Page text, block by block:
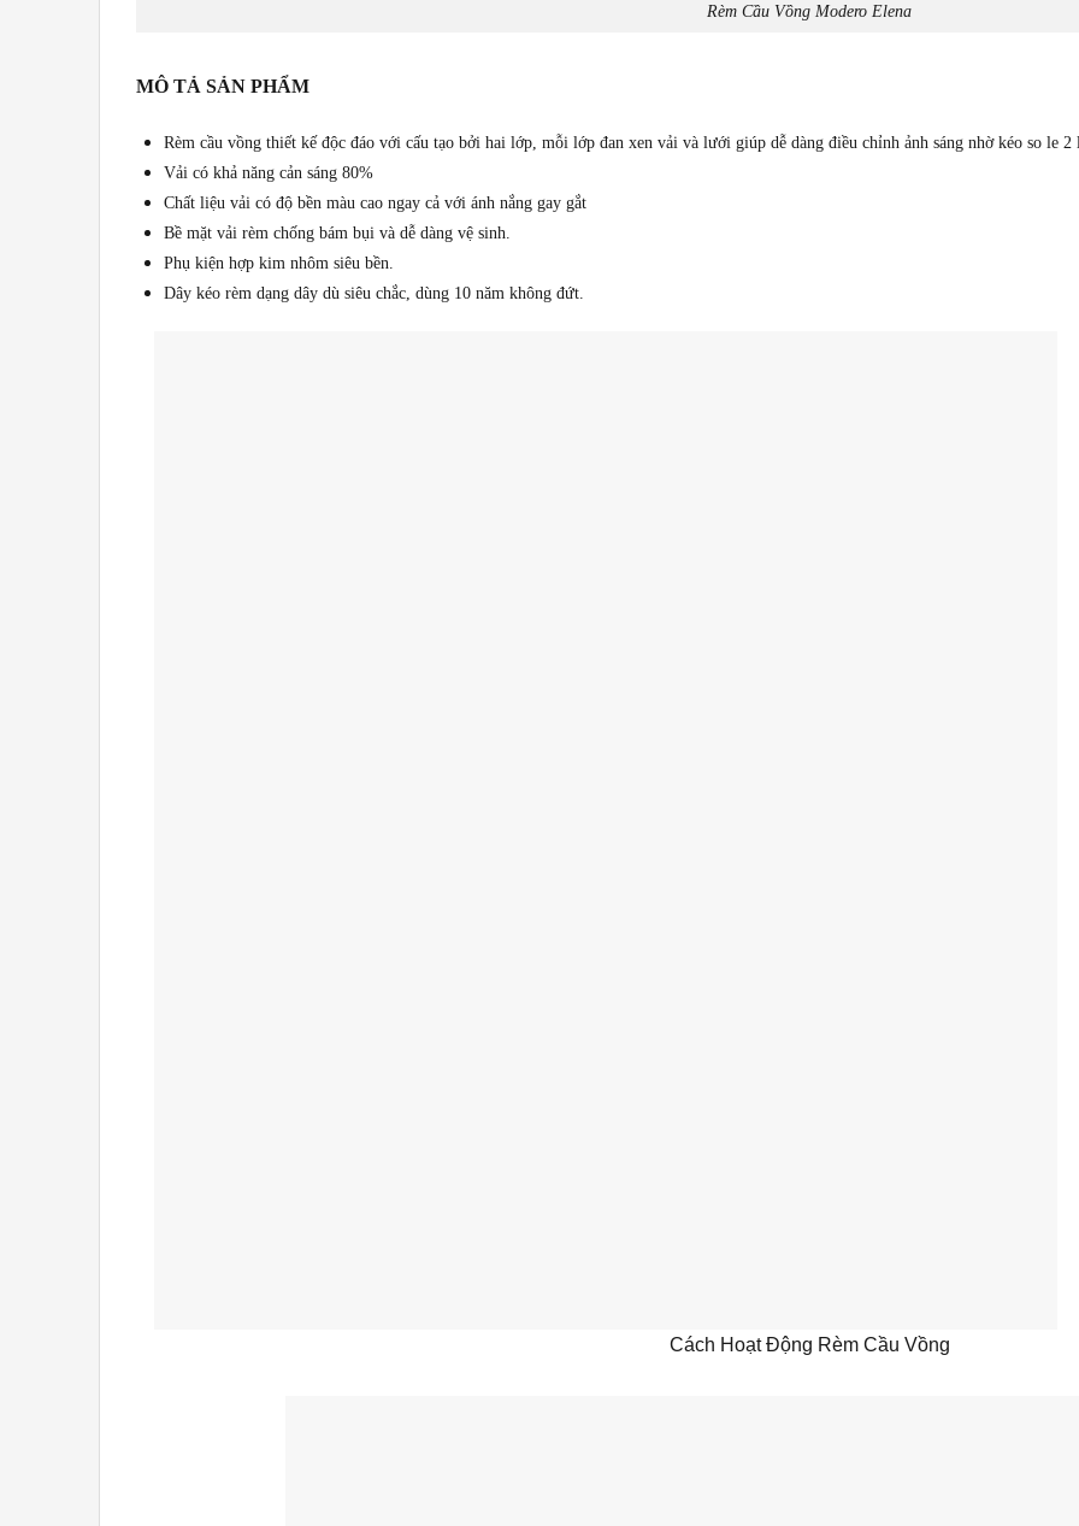
Rèm Cầu Vồng Modero Elena
MÔ TẢ SẢN PHẨM
Rèm cầu vồng thiết kế độc đáo với cấu tạo bởi hai lớp, mỗi lớp đan xen vải và lưới giúp dễ dàng điều chỉnh ảnh sáng nhờ kéo so le 2
Vải có khả năng cản sáng 80%
Chất liệu vải có độ bền màu cao ngay cả với ánh nắng gay gắt
Bề mặt vải rèm chống bám bụi và dễ dàng vệ sinh.
Phụ kiện hợp kim nhôm siêu bền.
Dây kéo rèm dạng dây dù siêu chắc, dùng 10 năm không đứt.
Cách Hoạt Động Rèm Cầu Vồng